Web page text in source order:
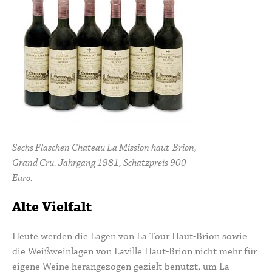
Sechs Flaschen Chateau La Mission haut-Brion,
Grand Cru. Jahrgang 1981, Schätzpreis 900
Euro.
Alte Vielfalt
Heute werden die Lagen von La Tour Haut-Brion sowie
die Weißweinlagen von Laville Haut-Brion nicht mehr für
eigene Weine herangezogen gezielt benutzt, um La